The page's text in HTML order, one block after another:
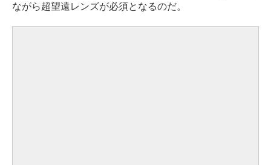
ながら超望遠レンズが必須となるのだ。